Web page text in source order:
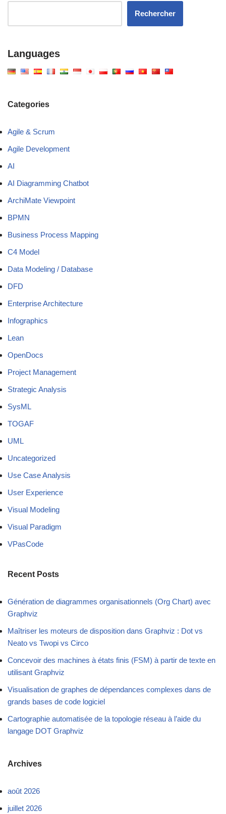
Rechercher
Languages
Categories
Agile & Scrum
Agile Development
AI
AI Diagramming Chatbot
ArchiMate Viewpoint
BPMN
Business Process Mapping
C4 Model
Data Modeling / Database
DFD
Enterprise Architecture
Infographics
Lean
OpenDocs
Project Management
Strategic Analysis
SysML
TOGAF
UML
Uncategorized
Use Case Analysis
User Experience
Visual Modeling
Visual Paradigm
VPasCode
Recent Posts
Génération de diagrammes organisationnels (Org Chart) avec
Graphviz
Maîtriser les moteurs de disposition dans Graphviz : Dot vs
Neato vs Twopi vs Circo
Concevoir des machines à états finis (FSM) à partir de texte en
utilisant Graphviz
Visualisation de graphes de dépendances complexes dans de
grands bases de code logiciel
Cartographie automatisée de la topologie réseau à l’aide du
langage DOT Graphviz
Archives
août 2026
juillet 2026